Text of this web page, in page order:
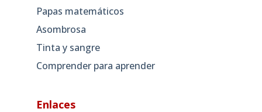
Papas matemáticos
Asombrosa
Tinta y sangre
Comprender para aprender
Enlaces